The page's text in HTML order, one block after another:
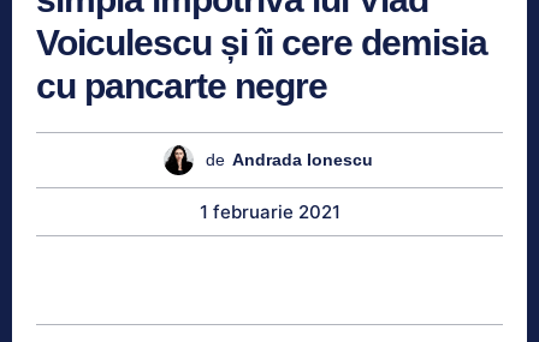
Voiculescu și îi cere demisia
cu pancarte negre
de Andrada Ionescu
1 februarie 2021